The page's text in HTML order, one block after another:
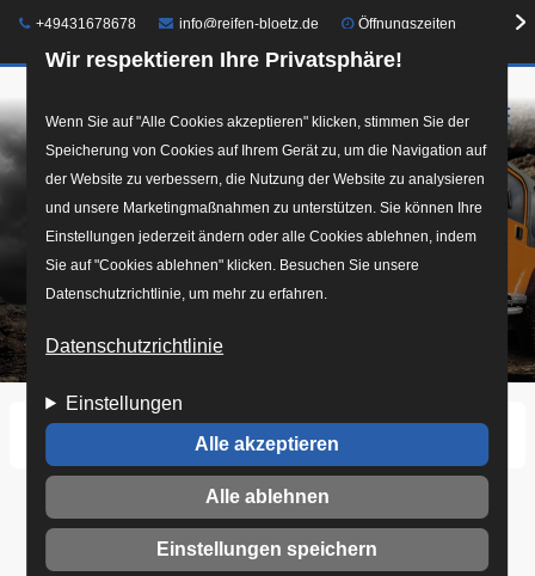
Wir respektieren Ihre Privatsphäre!
Wenn Sie auf "Alle Cookies akzeptieren" klicken, stimmen Sie der
Speicherung von Cookies auf Ihrem Gerät zu, um die Navigation auf
der Website zu verbessern, die Nutzung der Website zu analysieren
und unsere Marketingmaßnahmen zu unterstützen. Sie können Ihre
Einstellungen jederzeit ändern oder alle Cookies ablehnen, indem
Sie auf "Cookies ablehnen" klicken. Besuchen Sie unsere
Datenschutzrichtlinie, um mehr zu erfahren.
Datenschutzrichtlinie
Einstellungen
Alle akzeptieren
Alle ablehnen
Einstellungen speichern
Direkt
zum
Telefon:
+49431678678 E-Mail:info@reifen-bloetz.de Öffnungszeiten
☰
Startseite Offroad
Offroad